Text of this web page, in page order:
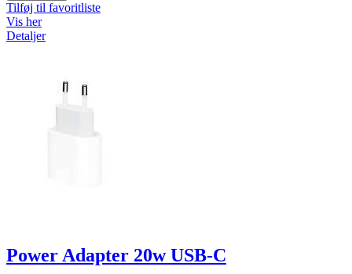
Tilføj til favoritliste
Vis her
Detaljer
Power Adapter 20w USB-C